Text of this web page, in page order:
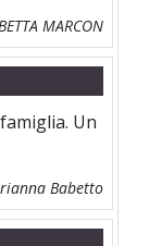
MARCON
Un
Babetto